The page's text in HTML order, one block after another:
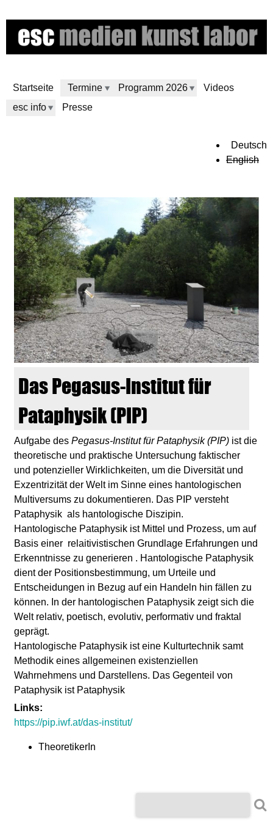
zum
Inhalt
Startseite Termine Programm 2026
Videos
esc info
Presse
c
m
e
d
e
u
n
s
a
b
o
Deutsch
English
Das Pegasus-Institut für
Pataphysik (PIP)
Aufgabe desPegasus-Institut für Pataphysik (PIP) ist die
theoretische und praktische Untersuchung faktischer
und potenzieller Wirklichkeiten, um die Diversität und
Exzentrizität der Welt im Sinne eines hantologischen
Multiversums zu dokumentieren. Das PIP versteht
Pataphysik als hantologische Diszipin.
Hantologische Pataphysik ist Mittel und Prozess, um auf
Basis einer relaitivistischen Grundlage Erfahrungen und
Erkenntnisse zu generieren . Hantologische Pataphysik
dient der Positionsbestimmung, um Urteile und
Entscheidungen in Bezug auf ein Handeln hin fällen zu
können. In der hantologischen Pataphysik zeigt sich die
Welt relativ, poetisch, evolutiv, performativ und fraktal
geprägt.
Hantologische Pataphysik ist eine Kulturtechnik samt
Methodik eines allgemeinen existenziellen
Wahrnehmens und Darstellens. Das Gegenteil von
Pataphysik ist Pataphysik
Links:
https://pip.iwf.at/das-institut/
TheoretikerIn